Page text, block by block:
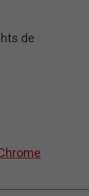
de